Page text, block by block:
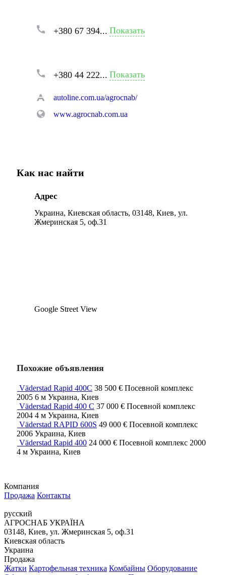
+380 67 394... Показать
+380 44 222... Показать
autoline.com.ua/agrocnab/
www.agrocnab.com.ua
Как нас найти
Адрес
Украина, Киевская область, 03148, Киев, ул.
Жмеринская 5, оф.31
Google Street View
Похожие объявления
Väderstad Rapid 400C 38 500 € Посевной комплекс
2005 6 м Украина, Киев
Väderstad Rapid 400 C 37 000 € Посевной комплекс
2004 4 м Украина, Киев
Väderstad RAPID 600S 49 000 € Посевной комплекс
2006 Украина, Киев
Väderstad Rapid 400 24 000 € Посевной комплекс 2000
4 м Украина, Киев
Компания
Продажа Контакты
русский
АГРОСНАБ УКРАЇНА
03148, Киев, ул. Жмеринская 5, оф.31
Киевская область
Украина
Продажа
Жатки Картофельная техника Комбайны Оборудование